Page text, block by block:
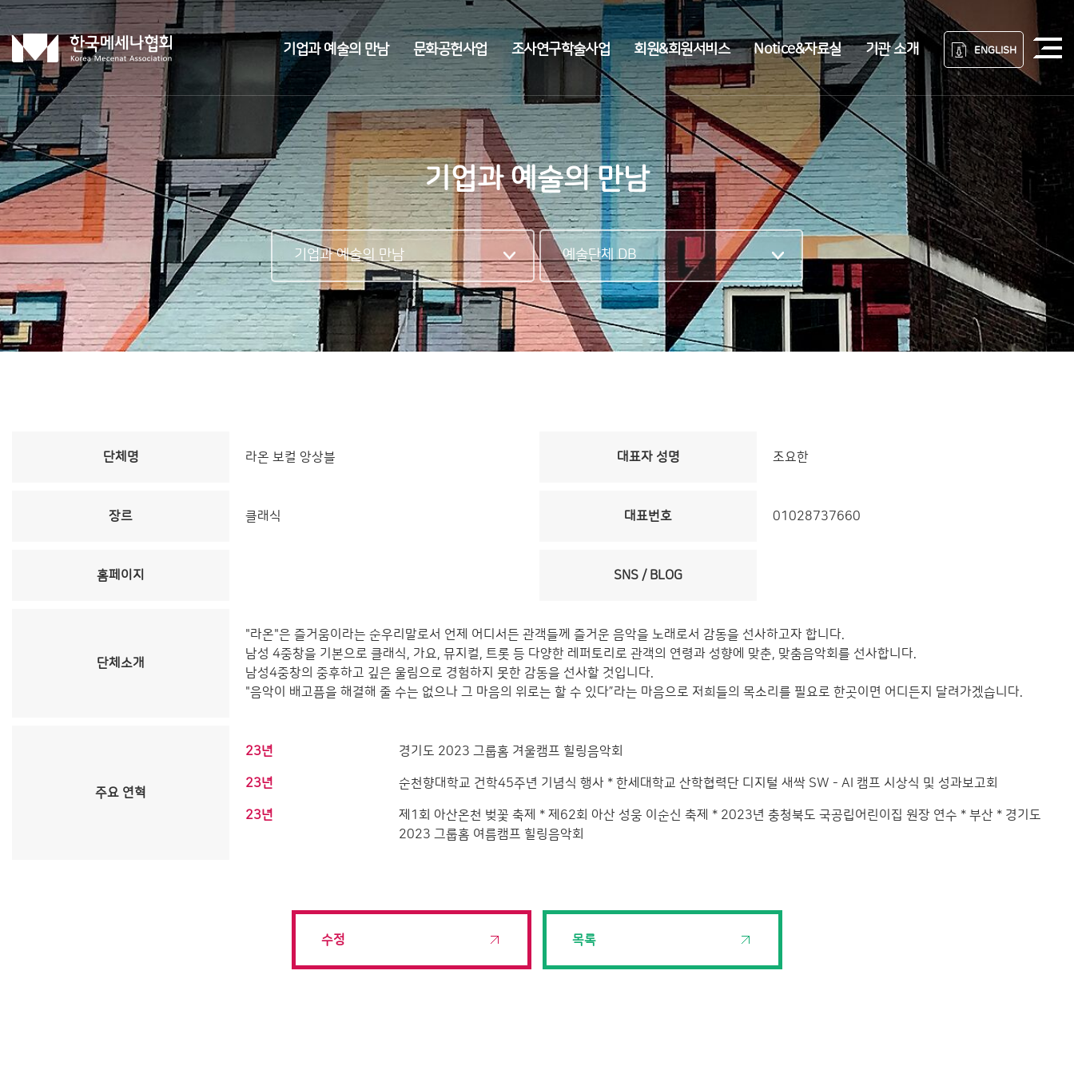
기업과 예술의 만남 문화공헌사업 조사연구학술사업 회원&회원서비스 Notice&자료실 기관 소개 ENGLISH
전체메뉴
기업과 예술의 만남
기업과 예술의 만남 예술단체 DB
단체명 라온 보컬 앙상블 대표자 성명 조요한
장르 클래식 대표번호 01028737660
홈페이지 SNS / BLOG
단체소개
"라온"은 즐거움이라는 순우리말로서 언제 어디서든 관객들께 즐거운 음악을 노래로서 감동을 선사하고자 합니다.
남성 4중창을 기본으로 클래식, 가요, 뮤지컬, 트롯 등 다양한 레퍼토리로 관객의 연령과 성향에 맞춘, 맞춤음악회를 선사합니다.
남성4중창의 중후하고 깊은 울림으로 경험하지 못한 감동을 선사할 것입니다.
"음악이 배고픔을 해결해 줄 수는 없으나 그 마음의 위로는 할 수 있다”라는 마음으로 저희들의 목소리를 필요로 한곳이면 어디든지 달려가겠습니다.
주요 연혁
23년 경기도 2023 그룹홈 겨울캠프 힐링음악회
23년 순천향대학교 건학45주년 기념식 행사 * 한세대학교 산학협력단 디지털 새싹 SW - AI 캠프 시상식 및 성과보고회
23년
제1회 아산온천 벚꽃 축제 * 제62회 아산 성웅 이순신 축제 * 2023년 충청북도 국공립어린이집 원장 연수 * 부산 * 경기도
2023 그룹홈 여름캠프 힐링음악회
수정 목록